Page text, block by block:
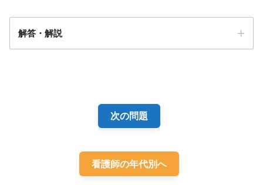
解答・解説
次の問題
看護師の年代別へ